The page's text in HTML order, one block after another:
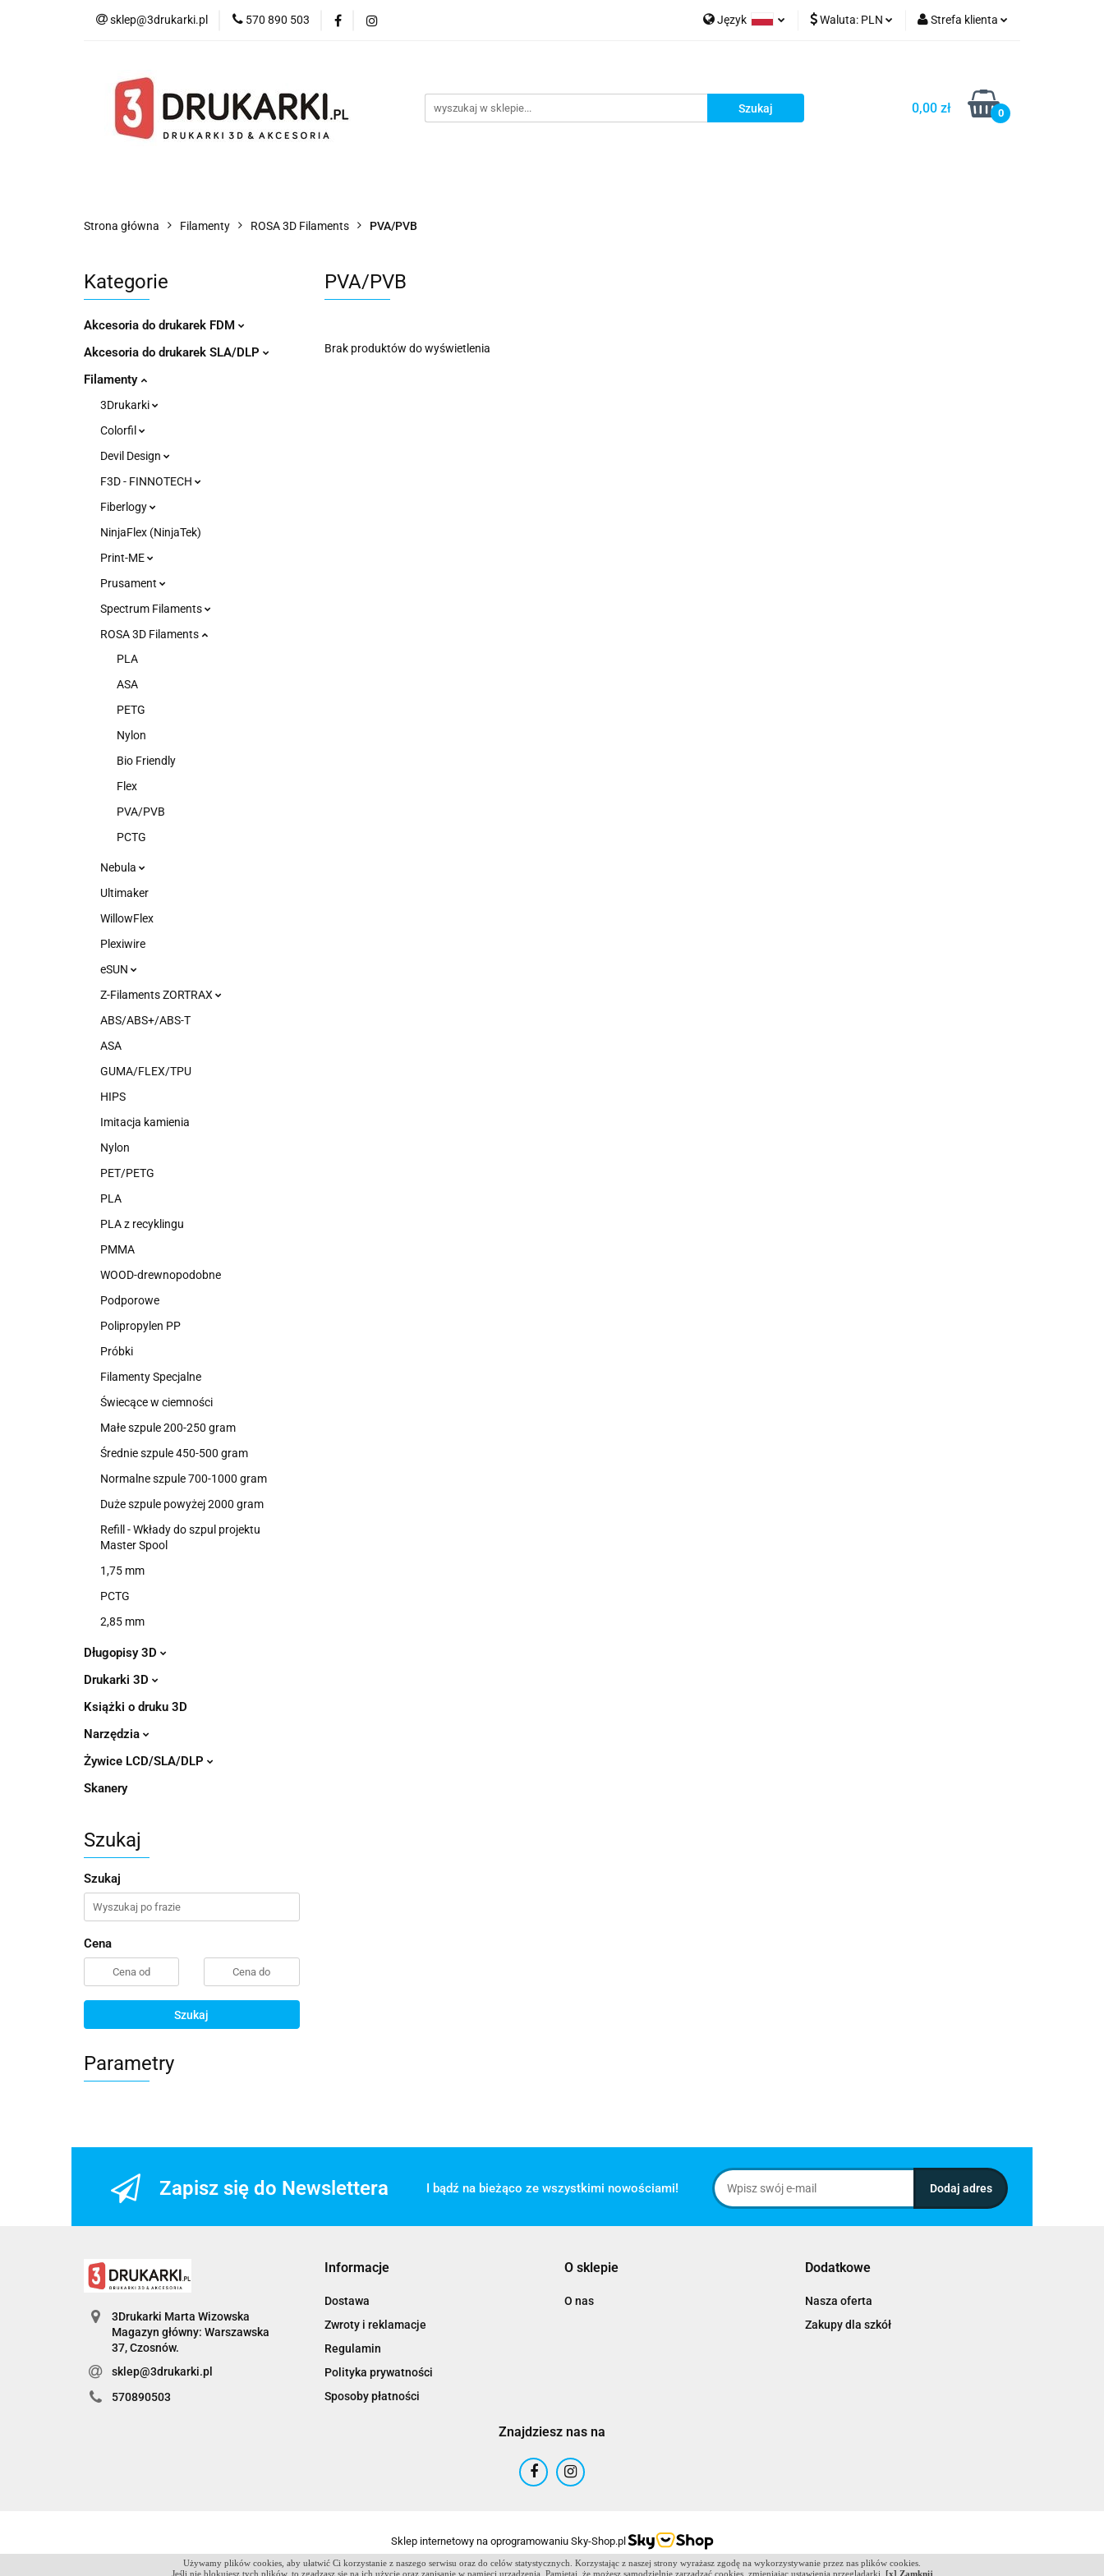
Używamy plików cookies, aby ułatwić Ci korzystanie z naszego serwisu oraz do celów statystycznych. Korzystając z naszej strony wyrażasz zgodę na wykorzystywanie przez nas plików cookies.
Jeśli nie blokujesz tych plików, to zgadzasz się na ich użycie oraz zapisanie w pamięci urządzenia. Pamiętaj, że możesz samodzielnie zarządzać cookies, zmieniając ustawienia przeglądarki. [x] Zamknij
sklep@3drukarki.pl 570 890 503 Język
German
Waluta: PLN Strefa klienta
Zarejestruj się
Dodaj zgłoszenie
0,00 zł 0
Blog Bestsellery Zamów wydruk
Strona główna Filamenty ROSA 3D Filaments PVA/PVB
Kategorie
Akcesoria do drukarek FDM
Akcesoria do drukarek SLA/DLP
Filamenty
3Drukarki
Colorfil
Devil Design
F3D - FINNOTECH
Fiberlogy
NinjaFlex (NinjaTek)
Print-ME
Prusament
Spectrum Filaments
ROSA 3D Filaments
PLA
ASA
PETG
Nylon
Bio Friendly
Flex
PVA/PVB
PCTG
Nebula
Ultimaker
WillowFlex
Plexiwire
eSUN
Z-Filaments ZORTRAX
ABS/ABS+/ABS-T
ASA
GUMA/FLEX/TPU
HIPS
Imitacja kamienia
Nylon
PET/PETG
PLA
PLA z recyklingu
PMMA
WOOD-drewnopodobne
Podporowe
Polipropylen PP
Próbki
Filamenty Specjalne
Świecące w ciemności
Małe szpule 200-250 gram
Średnie szpule 450-500 gram
Normalne szpule 700-1000 gram
Duże szpule powyżej 2000 gram
Refill - Wkłady do szpul projektu
Master Spool
1,75 mm
PCTG
2,85 mm
Długopisy 3D
Drukarki 3D
Książki o druku 3D
Narzędzia
Żywice LCD/SLA/DLP
Skanery
Szukaj
Szukaj
Cena
Szukaj
Parametry
PVA/PVB
Brak produktów do wyświetlenia
Zapisz się do Newslettera I bądź na bieżąco ze wszystkimi nowościami!
3Drukarki Marta Wizowska
Magazyn główny: Warszawska
sklep@3drukarki.pl
570890503
Informacje
Dostawa
Zwroty i reklamacje
Regulamin
Polityka prywatności
Sposoby płatności
O sklepie
O nas
Dodatkowe
Nasza oferta
Zakupy dla szkół
Znajdziesz nas na
Sklep internetowy na oprogramowaniu Sky-Shop.pl